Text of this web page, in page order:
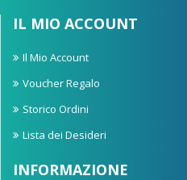
IL MIO ACCOUNT
Il Mio Account
Voucher Regalo
Storico Ordini
Lista dei Desideri
INFORMAZIONE